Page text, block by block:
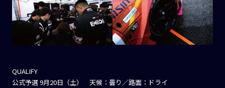
QUALIFY
公式予選 9月20日（土） 天候：曇り／路面：ドライ